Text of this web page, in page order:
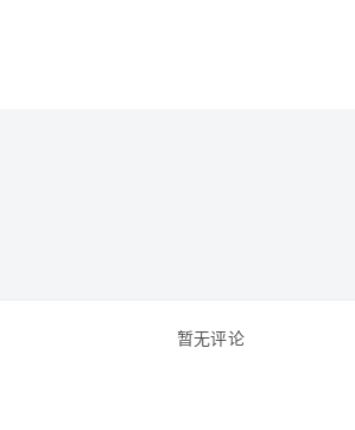
暂无评论